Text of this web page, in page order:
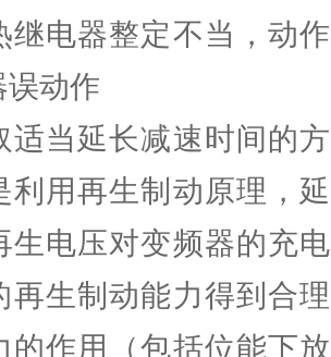
电器整定不当，动
误动作
适当延长减速时间的
利用再生制动原理，
生电压对变频器的充
再生制动能力得到合
的作用（包括位能下